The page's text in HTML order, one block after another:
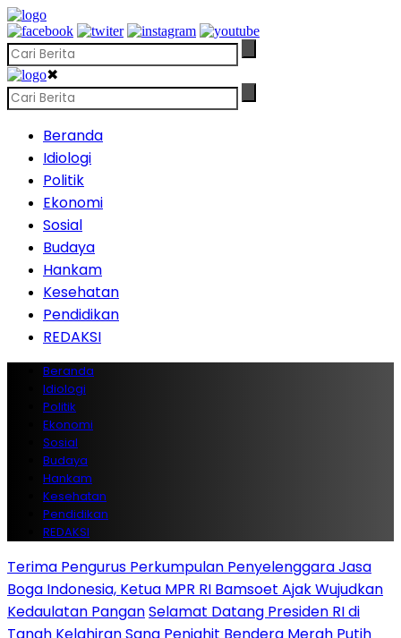
✖
Beranda
Idiologi
Politik
Ekonomi
Sosial
Budaya
Hankam
Kesehatan
Pendidikan
REDAKSI
Beranda
Idiologi
Politik
Ekonomi
Sosial
Budaya
Hankam
Kesehatan
Pendidikan
REDAKSI
Terima Pengurus Perkumpulan Penyelenggara Jasa
Boga Indonesia, Ketua MPR RI Bamsoet Ajak Wujudkan
Kedaulatan PanganSelamat Datang Presiden RI di